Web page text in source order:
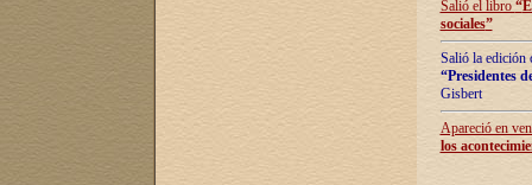
Salió el libro “
sociales”
Salió la edición
“Presidentes
Gisbert
Apareció en
los